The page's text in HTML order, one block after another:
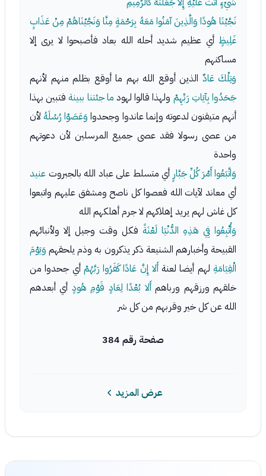
نَجَّيْنَا هُودًا وَالَّذِينَ آمَنُوا مَعَهُ بِرَحْمَةٍ مِنَّا وَنَجَّيْنَاهُمْ مِنْ عَذَابٍ
غَلِيظٍ أي عظيم شديد أحله الله بعاد فأصبحوا لا يرى إلا
مساكنهم
وَتِلْكَ عَادٌ الذين أوقع الله بهم ما أوقع بظلم منهم لأنهم
جَحَدُوا بِآيَاتِ رَبِّهِمْ ولهذا قالوا لهود ما جئتنا ببينة فتبين بهذا
أنهم متيقنون لدعوته وإنما عاندوا وجحدوا وَعَصَوْا رُسُلَهُلأن
من عصى رسولا فقد عصى جميع المرسلين لأن دعوتهم
واحدة
وَاتَّبَعُوا أَمْرَ كُلِّ جَبَّارٍ أي متسلط على عباد الله بالجبروت عنيد
أي معاند لآيات الله فعصوا كل ناصح ومشفق عليهم واتبعوا
كل غاش لهم يريد إهلاكهم لا جرم أهلكهم الله
وَأُتْبِعُوا فِي هَذِهِ الدُّنْيَا لَعْنَةً فكل وقت وجيل إلا ولأنبائهم
القبيحة وأخبارهم الشنيعة ذكر يذكرون به وذم يلحقهم وَيَوْمَ
الْقِيَامَةِ لهم أيضا لعنةأَلا إِنَّ عَادًا كَفَرُوا رَبَّهُمْ أي جحدوا من
خلقهم ورزقهم ورباهمأَلا بُعْدًا لِعَادٍ قَوْمِ هُودٍ أي أبعدهم
الله عن كل خير وقربهم من كل شر
صفحة رقم 384
عرض المزيد